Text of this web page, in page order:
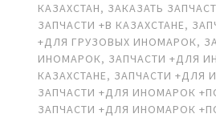
КАЗАХСТАН, ЗАКАЗАТЬ
ЗАПЧАСТИ +В КАЗАХСТАНЕ,
+ДЛЯ ГРУЗОВЫХ ИНОМАРОК,
ИНОМАРОК, ЗАПЧАСТИ +ДЛЯ
КАЗАХСТАНЕ, ЗАПЧАСТИ +ДЛЯ
ЗАПЧАСТИ +ДЛЯ ИНОМАРОК
ЗАПЧАСТИ +ДЛЯ ИНОМАРОК